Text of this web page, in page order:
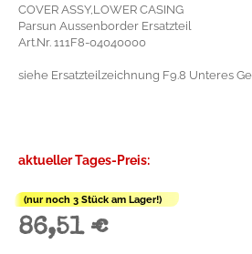
COVER ASSY,LOWER CASING
Parsun Aussenborder Ersatzteil
Art.Nr. 111F8-04040000
siehe Ersatzteilzeichnung F9.8 Unteres
aktueller Tages-Preis:
(nur noch 3 Stück am Lager!)
86,51 €